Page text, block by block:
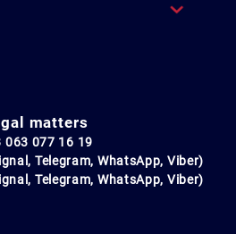
matters
063 077 16 19
Telegram, WhatsApp, Viber)
Telegram, WhatsApp, Viber)